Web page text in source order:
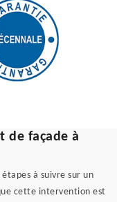
de façade à
à suivre sur un
cette intervention est